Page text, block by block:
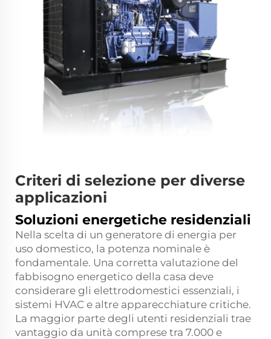
Criteri di selezione per diverse
applicazioni
Soluzioni energetiche residenziali
Nella scelta di un generatore di energia per
uso domestico, la potenza nominale è
fondamentale. Una corretta valutazione del
fabbisogno energetico della casa deve
considerare gli elettrodomestici essenziali, i
sistemi HVAC e altre apparecchiature critiche.
La maggior parte degli utenti residenziali trae
vantaggio da unità comprese tra 7.000 e